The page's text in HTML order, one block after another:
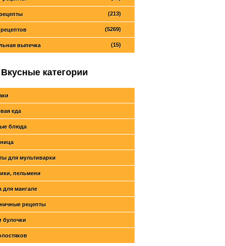
(213)
(5269)
(15)
выпечка
Вкусные категории
еда
блюда
для мультиварки
пельмени
для мангале
рецепты
булочки